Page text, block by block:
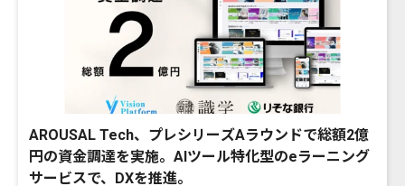
AROUSAL Tech、プレシリーズAラウンドで総額2億
円の資金調達を実施。AIツール特化型のeラーニング
サービスで、DXを推進。